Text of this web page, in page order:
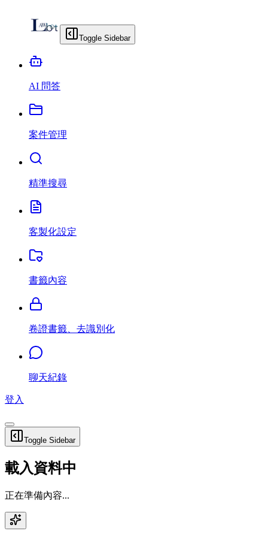
Toggle Sidebar
AI 問答
案件管理
精準搜尋
客製化設定
書籤內容
卷證書籤、去識別化
聊天紀錄
登入
Toggle Sidebar
載入資料中
正在準備內容...